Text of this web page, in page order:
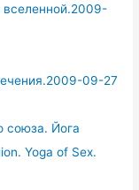
вселенной.2009-
09-27
союза. Йога
Yoga of Sex.